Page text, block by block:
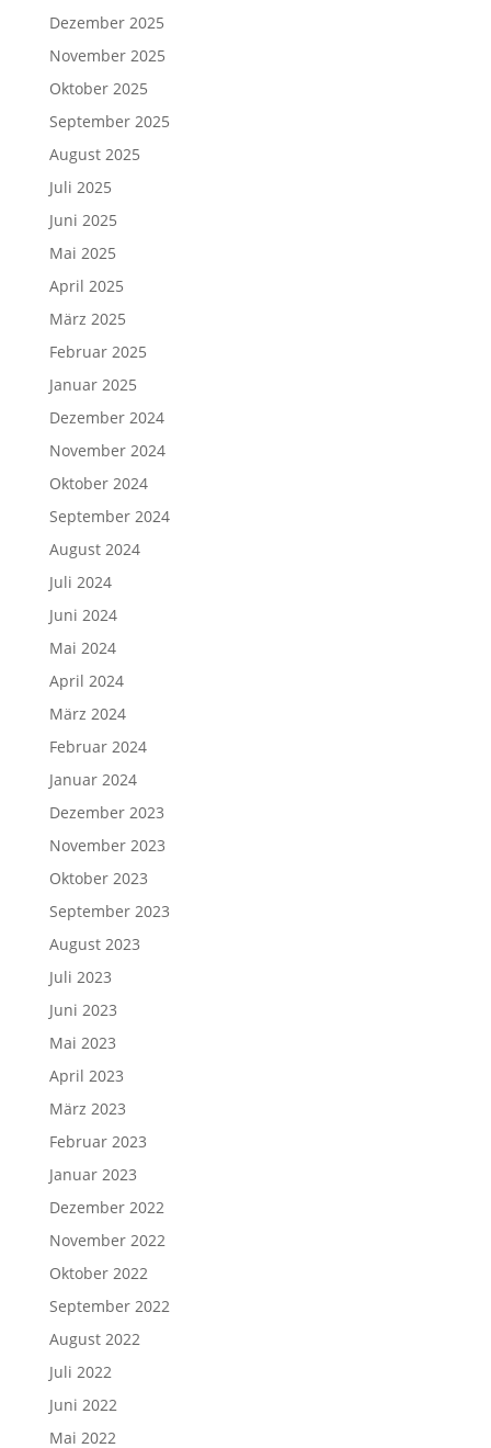
Dezember 2025
November 2025
Oktober 2025
September 2025
August 2025
Juli 2025
Juni 2025
Mai 2025
April 2025
März 2025
Februar 2025
Januar 2025
Dezember 2024
November 2024
Oktober 2024
September 2024
August 2024
Juli 2024
Juni 2024
Mai 2024
April 2024
März 2024
Februar 2024
Januar 2024
Dezember 2023
November 2023
Oktober 2023
September 2023
August 2023
Juli 2023
Juni 2023
Mai 2023
April 2023
März 2023
Februar 2023
Januar 2023
Dezember 2022
November 2022
Oktober 2022
September 2022
August 2022
Juli 2022
Juni 2022
Mai 2022